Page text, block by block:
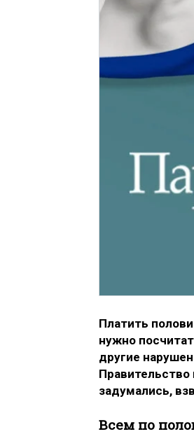
Платить
нужно
другие
Правительство
задумались,
Всем по